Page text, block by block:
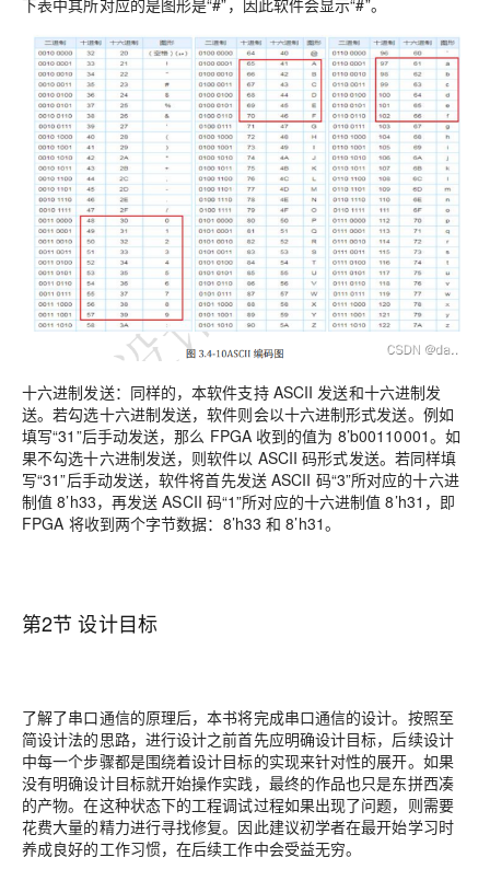
十六进制发送：同样的，本软件支持 ASCII 发送和十六进制发
送。若勾选十六进制发送，软件则会以十六进制形式发送。例如
填写“31”后手动发送，那么 FPGA 收到的值为 8’b00110001。如
果不勾选十六进制发送，则软件以 ASCII 码形式发送。若同样填
写“31”后手动发送，软件将首先发送 ASCII 码“3”所对应的十六进
制值 8’h33，再发送 ASCII 码“1”所对应的十六进制值 8’h31，即
FPGA 将收到两个字节数据：8’h33 和 8’h31。
第2节 设计目标
了解了串口通信的原理后，本书将完成串口通信的设计。按照至
简设计法的思路，进行设计之前首先应明确设计目标，后续设计
中每一个步骤都是围绕着设计目标的实现来针对性的展开。如果
没有明确设计目标就开始操作实践，最终的作品也只是东拼西凑
的产物。在这种状态下的工程调试过程如果出现了问题，则需要
花费大量的精力进行寻找修复。因此建议初学者在最开始学习时
养成良好的工作习惯，在后续工作中会受益无穷。